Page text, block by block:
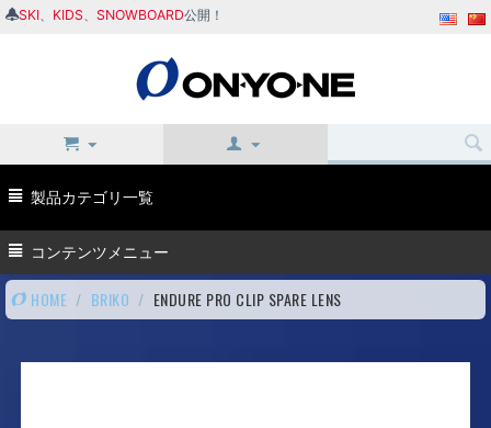
SKI KIDS SNOWBOARD公開！
製品カテゴリ一覧
コンテンツメニュー
HOME / BRIKO / ENDURE PRO CLIP SPARE LENS